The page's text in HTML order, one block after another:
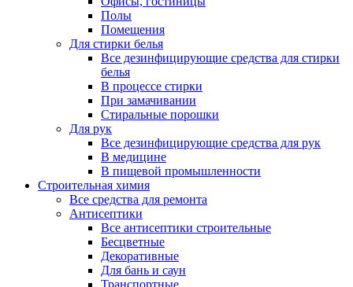
Полы
Помещения
Для стирки белья
Все дезинфицирующие средства для стирки
белья
В процессе стирки
При замачивании
Стиральные порошки
Для рук
Все дезинфицирующие средства для рук
В медицине
В пищевой промышленности
Строительная химия
Все средства для ремонта
Антисептики
Все антисептики строительные
Бесцветные
Декоративные
Для бань и саун
Транспортные